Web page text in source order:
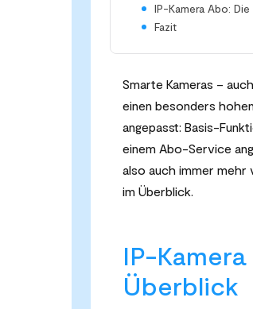
IP-Kamera Abo:
Fazit
Smarte Kameras –
einen besonders
angepasst: Basis-
einem Abo-Service
also auch immer mehr
im Überblick.
IP-
Überblick